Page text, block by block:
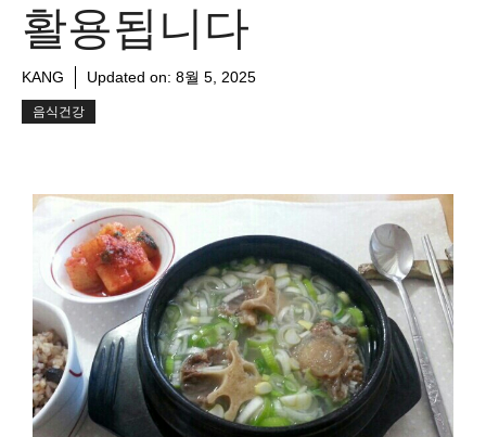
활용됩니다
KANG Updated on: 8월 5, 2025
음식건강